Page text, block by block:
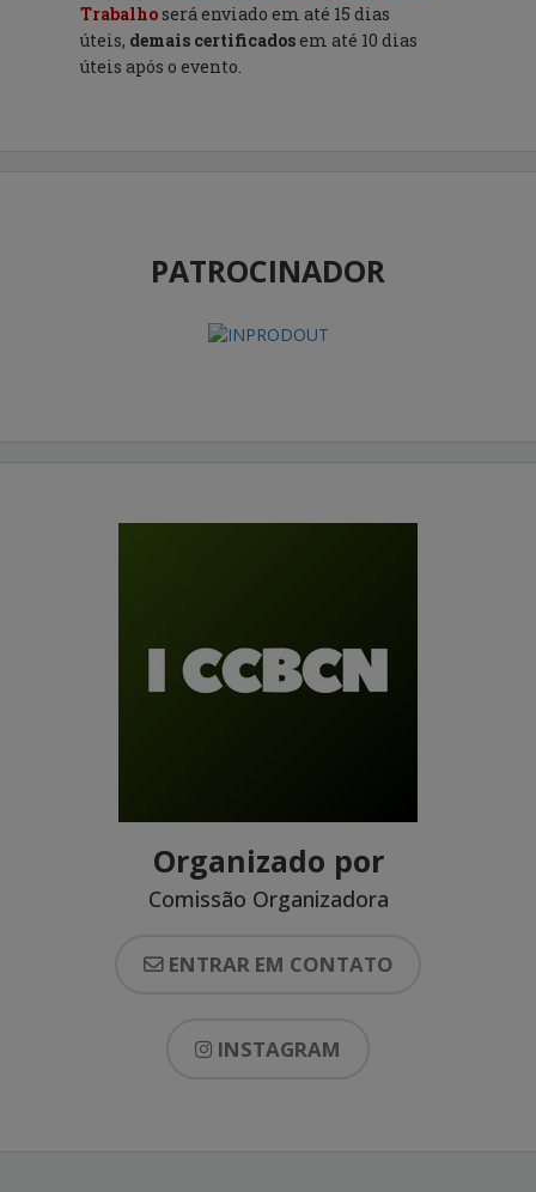
Trabalhoserá enviado em até 15 dias
úteis, demais certificados em até 10 dias
úteis após o evento.
PATROCINADOR
Organizado por
Comissão Organizadora
ENTRAR EM CONTATO
INSTAGRAM